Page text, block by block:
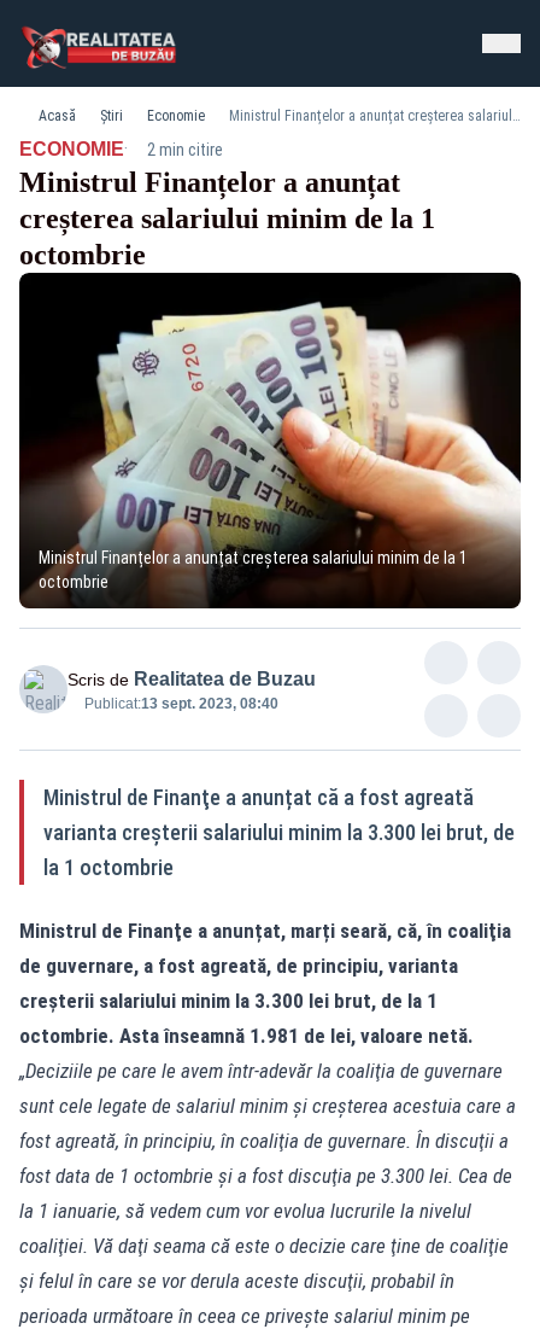
Acasă Știri Economie Ministrul Finanțelor a anunțat creșterea salariului minim de la 1 octombrie
ECONOMIE· 2 min citire
Ministrul Finanțelor a anunțat
creșterea salariului minim de la 1
octombrie
Ministrul Finanțelor a anunțat creșterea salariului minim de la 1
octombrie
Scris de Realitatea de Buzau
Publicat:13 sept. 2023, 08:40
Ministrul de Finanţe a anunțat că a fost agreată
varianta creşterii salariului minim la 3.300 lei brut, de
la 1 octombrie
Ministrul de Finanţe a anunțat, marți seară, că, în coaliţia
de guvernare, a fost agreată, de principiu, varianta
creşterii salariului minim la 3.300 lei brut, de la 1
octombrie. Asta înseamnă 1.981 de lei, valoare netă.
„Deciziile pe care le avem într-adevăr la coaliţia de guvernare
sunt cele legate de salariul minim şi creşterea acestuia care a
fost agreată, în principiu, în coaliţia de guvernare. În discuţii a
fost data de 1 octombrie şi a fost discuţia pe 3.300 lei. Cea de
la 1 ianuarie, să vedem cum vor evolua lucrurile la nivelul
coaliţiei. Vă daţi seama că este o decizie care ţine de coaliţie
şi felul în care se vor derula aceste discuţii, probabil în
perioada următoare în ceea ce priveşte salariul minim pe